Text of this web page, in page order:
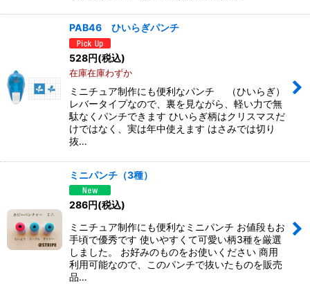
PAB46 ひいらぎパンチ
528円(税込)
在庫在庫わずか
ミニチュア制作にも便利なパンチ （ひいらぎ）
レバータイプなので、裏を見ながら、軽い力で無
駄なくパンチできます ひいらぎ柄はクリスマスだ
けではなく、実は年中使えます はさみでは切り
抜…
ミニパンチ（3種）
286円(税込)
ミニチュア制作にも便利なミニパンチ お値段もお
手頃で優秀です 使いやすくて可愛い柄3種を厳選
しました。 お好みのものをお使いください 商用
利用可能なので、このパンチで抜いたものを販売
品…